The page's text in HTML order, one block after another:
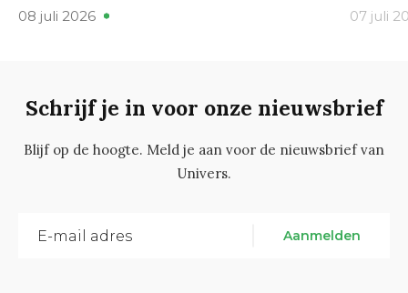
08 juli 2026 07 juli
Schrijf je in voor onze nieuwsbrief
Blijf op de hoogte. Meld je aan voor de nieuwsbrief van
Univers.
Aanmelden